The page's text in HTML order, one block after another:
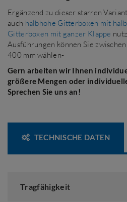
Ergänzend zu dieser starren
auch halbhohe Gitterboxen mit
Gitterboxen mit ganzer Klappe
Ausführungen können Sie
400 mm wählen-
Gern arbeiten wir Ihnen
größere Mengen oder
Sprechen Sie uns an!
TECHNISCHE DATEN
Tragfähigkeit